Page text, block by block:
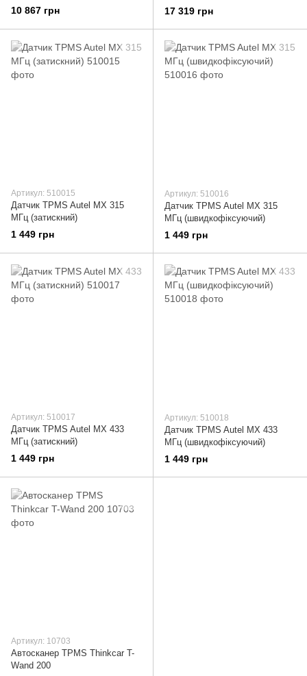
10 867 грн 17 319 грн
Артикул: 510015
Датчик TPMS Autel MX 315
МГц (затискний)
1 449 грн
Артикул: 510016
Датчик TPMS Autel MX 315
МГц (швидкофіксуючий)
1 449 грн
Артикул: 510017
Датчик TPMS Autel MX 433
МГц (затискний)
1 449 грн
Артикул: 510018
Датчик TPMS Autel MX 433
МГц (швидкофіксуючий)
1 449 грн
Артикул: 10703
Автосканер TPMS Thinkcar T-
Wand 200